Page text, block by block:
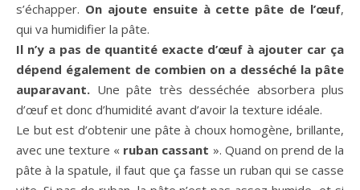
s’échapper. On ajoute ensuite à cette pâte de l’œuf,
qui va humidifier la pâte.
Il n’y a pas de quantité exacte d’œuf à ajouter car ça
dépend également de combien on a desséché la pâte
auparavant. Une pâte très desséchée absorbera plus
d’œuf et donc d’humidité avant d’avoir la texture idéale.
Le but est d’obtenir une pâte à choux homogène, brillante,
avec une texture « ruban cassant ». Quand on prend de la
pâte à la spatule, il faut que ça fasse un ruban qui se casse